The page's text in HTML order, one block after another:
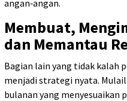
angan‑angan.
Membuat,
dan Memantau
Bagian lain yang tidak kalah
menjadi strategi nyata.
bulanan yang menyesuaikan